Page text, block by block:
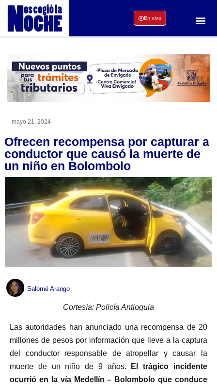
En vivo
mayo 21, 2024
Ofrecen recompensa por capturar a
conductor que causó la muerte de
un niño en Bolombolo
Salomé Arango
Cortesía: Policía Antioquia
Las autoridades han anunciado una recompensa de 20
millones de pesos por información que lleve a la captura
del conductor responsable de atropellar y causar la
muerte de un niño de 9 años.
El trágico incidente
ocurrió en la vía Medellín – Bolombolo que conduce